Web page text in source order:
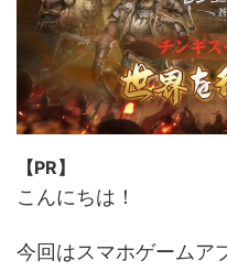
【PR】
こんにちは！
今回はスマホゲームア